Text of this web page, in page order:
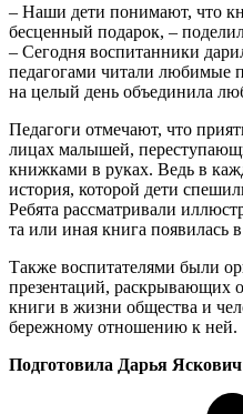
– Наши дети понимают, что
бесценный подарок, –
– Сегодня воспитанники
педагогами читали любимые
на целый день объединила
Педагоги отмечают, что
лицах малышей,
книжками в руках. Ведь в
история, которой дети
Ребята рассматривали
та или иная книга появилась
Также воспитателями были
презентаций, раскрывающих
книги в жизни общества и
бережному отношению к ней.
Подготовила Дарья Яскович